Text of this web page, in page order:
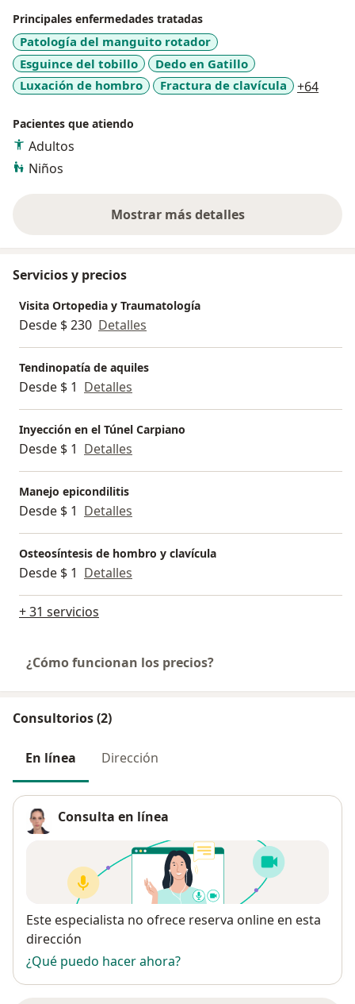
Principales enfermedades tratadas
Patología del manguito rotador
Esguince del tobillo
Dedo en Gatillo
Luxación de hombro
Fractura de clavícula +64
Pacientes que atiendo
Adultos
Niños
Mostrar más detalles
sobre la experiencia
Servicios y precios
Visita Ortopedia y Traumatología
Desde $ 230 Detalles
Tendinopatía de aquiles
Desde $ 1 Detalles
Inyección en el Túnel Carpiano
Desde $ 1 Detalles
Manejo epicondilitis
Desde $ 1 Detalles
Osteosíntesis de hombro y clavícula
Desde $ 1 Detalles
+ 31 servicios
¿Cómo funcionan los precios?
Consultorios (2)
En línea Dirección
Consulta en línea
Disponibilidad
Este especialista no ofrece reserva online en esta
dirección
¿Qué puedo hacer ahora?